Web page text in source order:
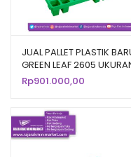
JUAL PALLET PLASTIK
GREEN LEAF 2605
120x120x14 CM
Rp901.000,00